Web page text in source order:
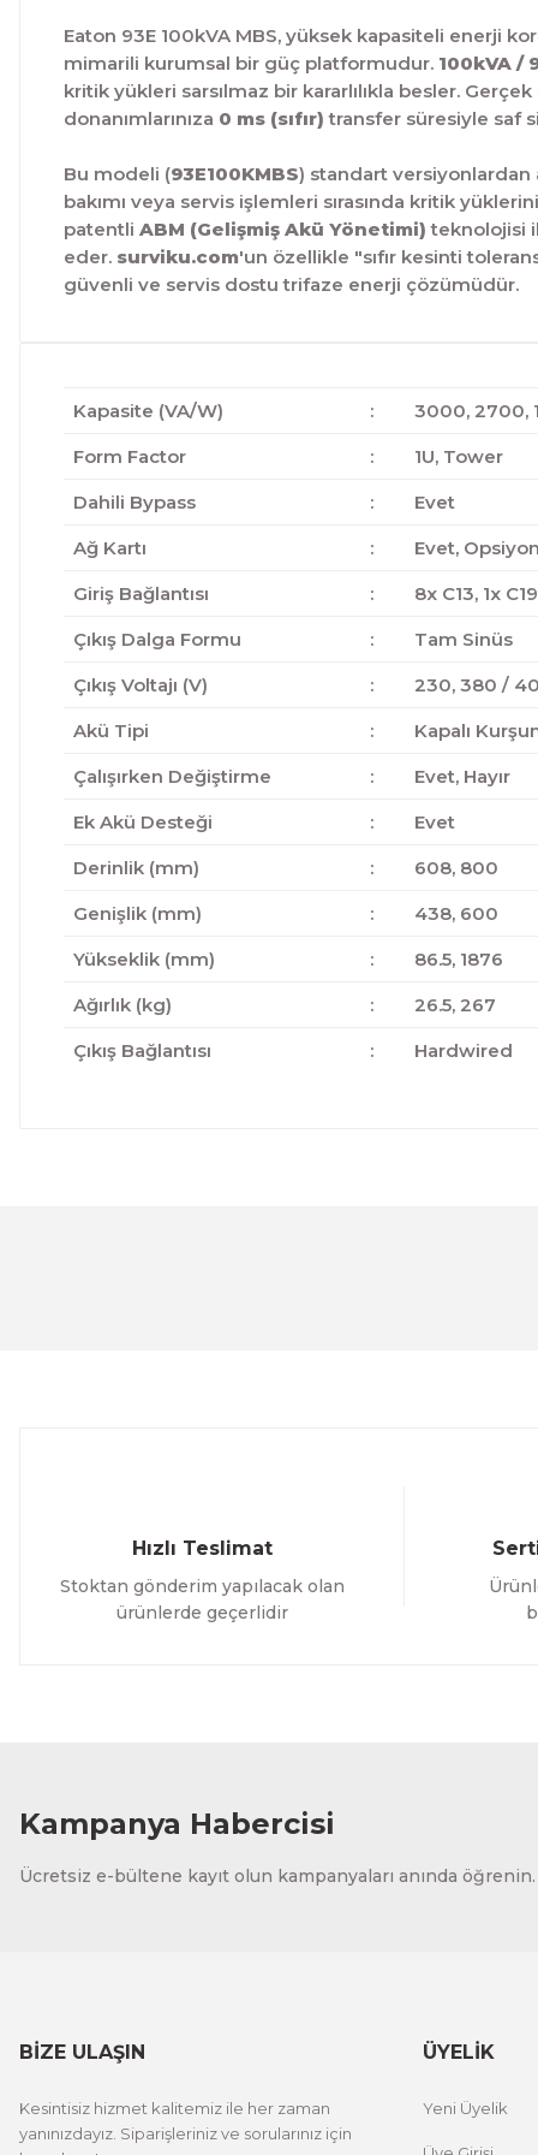
Eaton 93E 100kVA MBS, yüksek kapasiteli enerji
mimarili kurumsal bir güç platformudur. 100kVA /
kritik yükleri sarsılmaz bir kararlılıkla besler. Gerçek
donanımlarınıza 0 ms (sıfır) transfer süresiyle saf
Bu modeli (93E100KMBS) standart versiyonlardan
bakımı veya servis işlemleri sırasında kritik
patentli ABM (Gelişmiş Akü Yönetimi) teknolojisi
eder. surviku.com'un özellikle "sıfır kesinti
güvenli ve servis dostu trifaze enerji çözümüdür.
Kapasite (VA/W) :
3000, 2700,
Form Factor
:
1U, Tower
Dahili Bypass
:
Evet
Ağ Kartı
:
Evet,
Giriş Bağlantısı
:
8x C13, 1x
Çıkış Dalga Formu
:
Tam Sinüs
Çıkış Voltajı (V)
:
230, 380 /
Akü Tipi
:
Kapalı
Çalışırken Değiştirme
:
Evet, Hayır
Ek Akü Desteği
:
Evet
Derinlik (mm)
:
608, 800
Genişlik (mm)
:
438, 600
Yükseklik (mm)
:
86.5, 1876
Ağırlık (kg)
:
26.5, 267
Çıkış Bağlantısı
: Hardwired
Hızlı Teslimat
Stoktan gönderim yapılacak olan
ürünlerde geçerlidir
Kampanya Habercisi
Ücretsiz e-bültene kayıt olun kampanyaları anında öğrenin.
BİZE ULAŞIN
Kesintisiz hizmet kalitemiz ile her zaman
yanınızdayız. Siparişleriniz ve sorularınız için
ÜYELİK
Yeni Üyelik